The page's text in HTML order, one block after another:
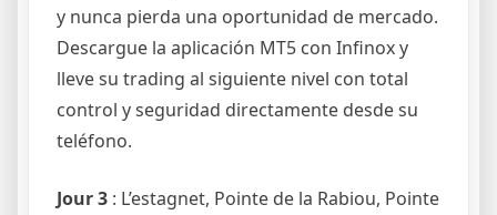
y nunca pierda una oportunidad de mercado.
Descargue la aplicación MT5 con Infinox y
lleve su trading al siguiente nivel con total
control y seguridad directamente desde su
teléfono.
Jour 3 : L’estagnet, Pointe de la Rabiou, Pointe